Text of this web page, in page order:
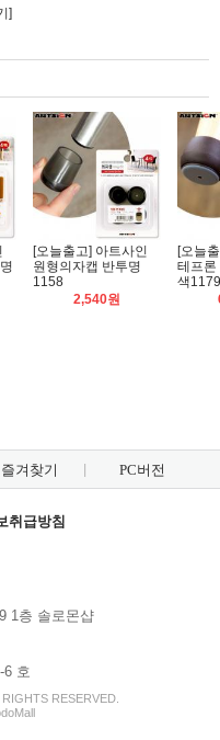
]
[오늘출고] 아트사인
원형의자캡 반투명
1158
2,540원
[오늘
테프론
색1179
즐겨찾기 PC버전
취급방침
1층 솔로몬샵
6 호
RESERVED.
Mall